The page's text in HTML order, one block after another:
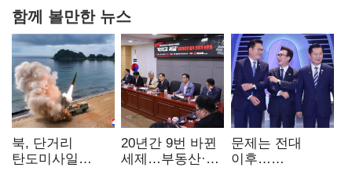
함께 볼만한 뉴스
북, 단거리
탄도미사일
20년간 9번 바뀐
세제…부동산·
문제는 전대
이후…